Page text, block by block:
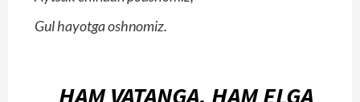
Gul hayotga oshnomiz.